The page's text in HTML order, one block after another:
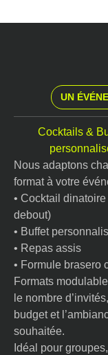
UN
Cocktails &
Nous adaptons
format à votre
• Cocktail
debout)
• Buffet
• Repas assis
• Formule brasero
Formats
le nombre
budget et
souhaitée.
Idéal pour groupes,